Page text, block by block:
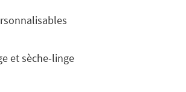
et sèche-linge